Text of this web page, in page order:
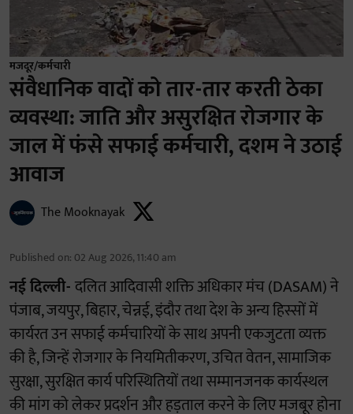
मजदूर/कर्मचारी
संवैधानिक वादों को तार-तार करती ठेका
व्यवस्था: जाति और असुरक्षित रोजगार के
जाल में फंसे सफाई कर्मचारी, दशम ने उठाई
आवाज
The Mooknayak
Published on: 02 Aug 2026, 11:40 am
नई दिल्ली-दलित आदिवासी शक्ति अधिकार मंच (DASAM) ने
पंजाब, जयपुर, बिहार, चेन्नई, इंदौर तथा देश के अन्य हिस्सों में
कार्यरत उन सफाई कर्मचारियों के साथ अपनी एकजुटता व्यक्त
की है, जिन्हें रोजगार के नियमितीकरण, उचित वेतन, सामाजिक
सुरक्षा, सुरक्षित कार्य परिस्थितियों तथा सम्मानजनक कार्यस्थल
की मांग को लेकर प्रदर्शन और हड़ताल करने के लिए मजबूर होना